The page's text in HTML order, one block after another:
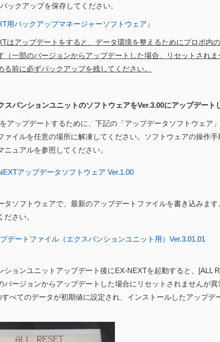
ックアップを保存してください。
用バックアップマネージャーソフトウェア』
はアップデートをすると、データ環境を整えるためにプロポ内
（一部のバージョンからアップデートした場合、リセットされ
る前に必ずバックアップを残してください。
スパンションユニットのソフトウェアをVer.3.00にアップデート
アップデートするために、下記の「アップデータソフトウェア
ァイルを任意の場所に解凍してください。ソフトウェアの操作
ニュアルを参照してください。
アップデータソフトウェア Ver.1.00
タソフトウェアで、最新のアップデートファイルを書き込みま
ださい。
デートファイル（エクスパンションユニット用）Ver.3.01.01
ションユニットアップデート後にEX-NEXTを起動すると、[ALL
バージョンからアップデートした場合にリセットされませんが
すべてのデータが初期値に設定され、インストールしたアップ